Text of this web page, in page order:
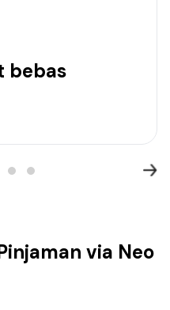
bebas
via Neo